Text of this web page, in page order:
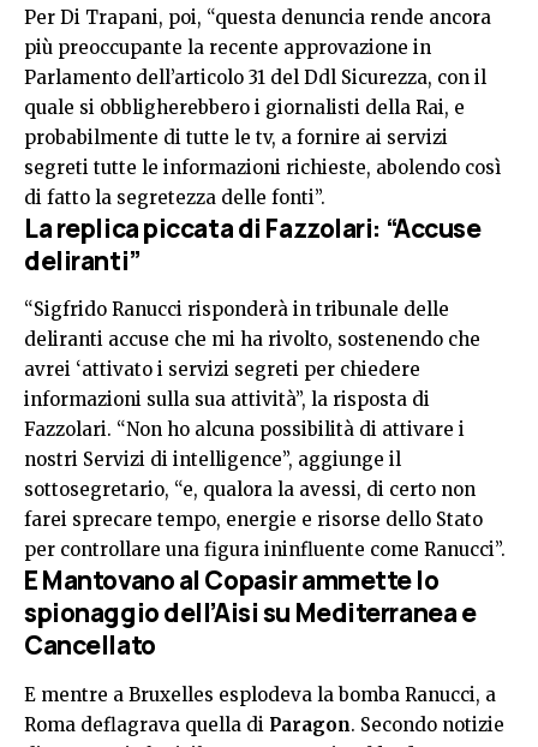
Per Di Trapani, poi, “questa denuncia rende ancora
più preoccupante la recente approvazione in
Parlamento dell’articolo 31 del Ddl Sicurezza, con il
quale si obbligherebbero i giornalisti della Rai, e
probabilmente di tutte le tv, a fornire ai servizi
segreti tutte le informazioni richieste, abolendo così
di fatto la segretezza delle fonti”.
La replica piccata di Fazzolari: “Accuse
deliranti”
“Sigfrido Ranucci risponderà in tribunale delle
deliranti accuse che mi ha rivolto, sostenendo che
avrei ‘attivato i servizi segreti per chiedere
informazioni sulla sua attività”, la risposta di
Fazzolari. “Non ho alcuna possibilità di attivare i
nostri Servizi di intelligence”, aggiunge il
sottosegretario, “e, qualora la avessi, di certo non
farei sprecare tempo, energie e risorse dello Stato
per controllare una figura ininfluente come Ranucci”.
E Mantovano al Copasir ammette lo
spionaggio dell’Aisi su Mediterranea e
Cancellato
E mentre a Bruxelles esplodeva la bomba Ranucci, a
Roma deflagrava quella di Paragon. Secondo notizie